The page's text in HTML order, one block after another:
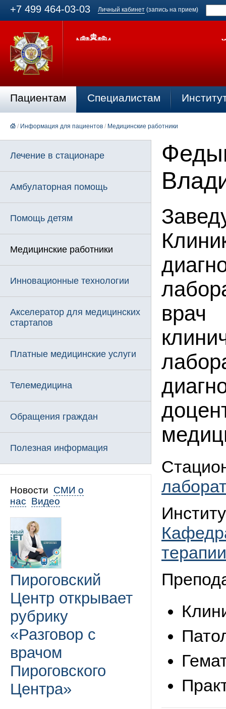
+7 499 464-03-03 Личный кабинет (запись на прием)
Пациентам Специалистам
/ Информация для пациентов / Медицинские работники
Лечение в стационаре
Амбулаторная помощь
Помощь детям
Медицинские работники
Инновационные технологии
Акселератор для медицинских
стартапов
Платные медицинские услуги
Телемедицина
Обращения граждан
Полезная информация
Новости СМИ о
нас Видео
Пироговский
Центр открывает
рубрику
«Разговор с
врачом
Пироговского
Центра»
врач
терапии